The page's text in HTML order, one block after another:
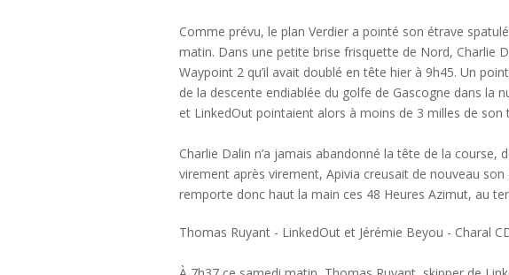
Comme prévu, le plan Verdier a pointé son étrave
matin. Dans une petite brise frisquette de Nord, Charlie
Waypoint 2 qu’il avait doublé en tête hier à 9h45. Un
de la descente endiablée du golfe de Gascogne dans la
et LinkedOut pointaient alors à moins de 3 milles de
Charlie Dalin n’a jamais abandonné la tête de la
virement après virement, Apivia creusait de nouveau
remporte donc haut la main ces 48 Heures Azimut, au
Thomas Ruyant - LinkedOut et Jérémie Beyou - Charal